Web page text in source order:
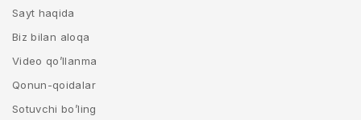
Sayt haqida
Biz bilan aloqa
Video qo’llanma
Qonun-qoidalar
Sotuvchi bo’ling